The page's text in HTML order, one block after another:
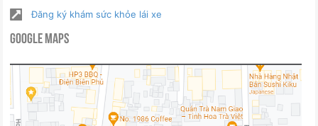
Đăng ký khám sức khỏe lái xe
Google Maps